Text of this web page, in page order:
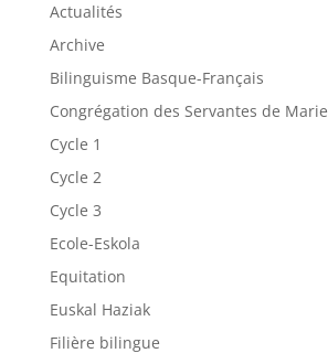
Actualités
Archive
Bilinguisme Basque-Français
Congrégation des Servantes de Marie
Cycle 1
Cycle 2
Cycle 3
Ecole-Eskola
Equitation
Euskal Haziak
Filière bilingue